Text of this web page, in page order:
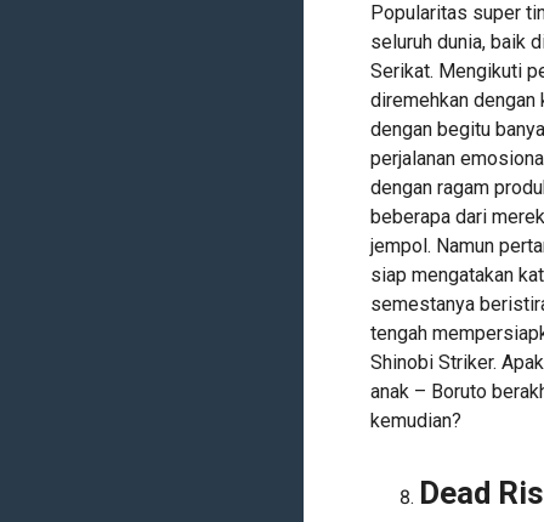
Popularitas super
seluruh dunia, baik
Serikat. Mengikuti
diremehkan dengan
dengan begitu
perjalanan
dengan ragam
beberapa dari
jempol. Namun
siap mengatakan
semestanya
tengah
Shinobi Striker.
anak – Boruto
kemudian?
Dead